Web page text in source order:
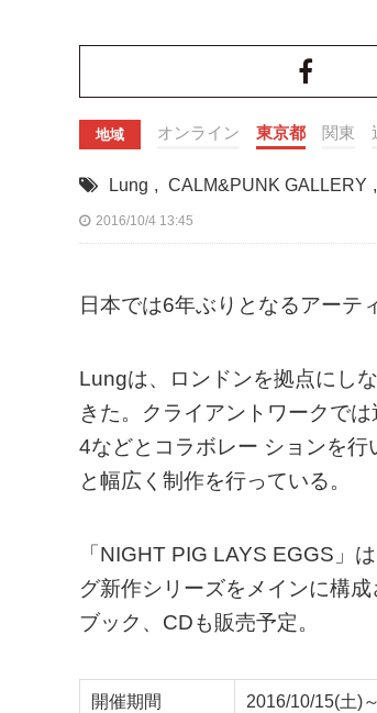
地域 オンライン 東京都 関東
Lung , CALM&PUNK GALLERY ,
2016/10/4 13:45
日本では6年ぶりとなるアーテ
Lungは、ロンドンを拠点にし
きた。クライアントワークで
4などとコラボレー ションを
と幅広く制作を行っている。
「NIGHT PIG LAYS EGGS」
グ新作シリーズをメインに構
ブック、CDも販売予定。
開催期間
2016/10/15(土)